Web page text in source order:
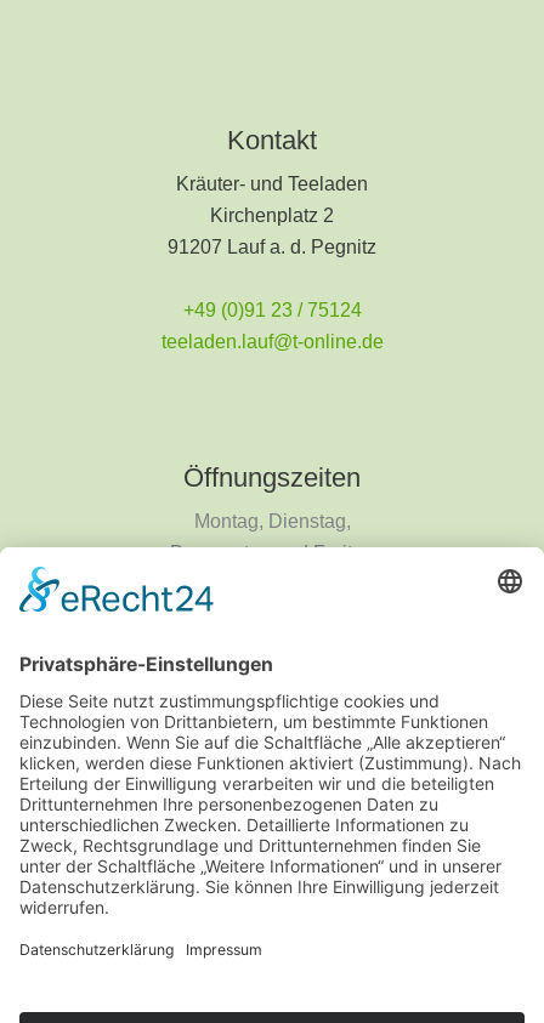
Kontakt
Kräuter- und Teeladen
Kirchenplatz 2
91207 Lauf a. d. Pegnitz
+49 (0)91 23 / 75124
teeladen.lauf@t-online.de
Öffnungszeiten
Montag, Dienstag,
Donnerstag und Freitag
9 - 14 Uhr
Informationen
Über uns
Produktanfrage
Datenschutzerklärung